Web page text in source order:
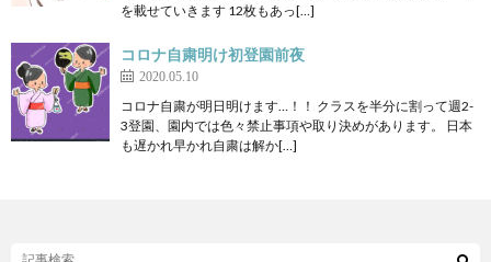
を載せていきます 12枚もあっ[…]
コロナ自粛明け初登園前夜
2020.05.10
コロナ自粛が明日明けます…！！ クラスを半分に割って週2-
3登園、園内では色々禁止事項や取り決めがあります。 日本
も遅かれ早かれ自粛は解か[…]